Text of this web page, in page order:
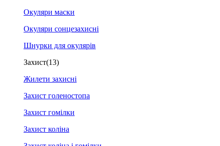
Окуляри маски
Окуляри сонцезахисні
Шнурки для окулярів
Захист(13)
Жилети захисні
Захист голеностопа
Захист гомілки
Захист коліна